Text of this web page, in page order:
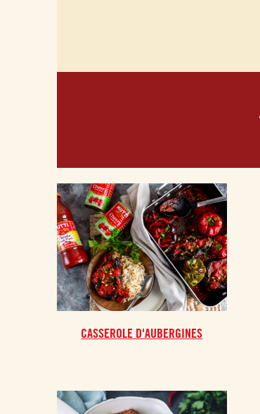
CASSEROLE D'AUBERGINES